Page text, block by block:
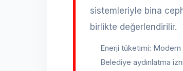
sistemleriyle bina
birlikte değerlendirilir.
Enerji tüketimi:
Belediye aydınlatma